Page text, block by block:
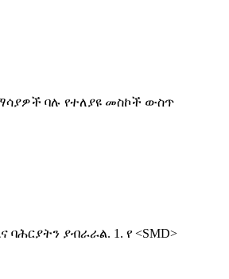
ባሉ የተለያዩ መስኮች ውስጥ
ያብራራል. 1. የ <SMD>